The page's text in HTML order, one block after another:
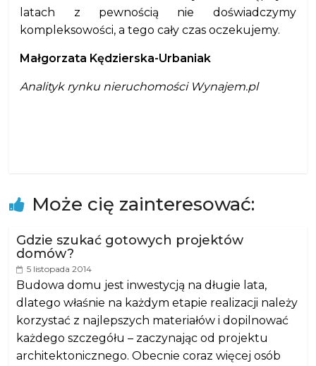
latach z pewnością nie doświadczymy
kompleksowości, a tego cały czas oczekujemy.
Małgorzata Kędzierska-Urbaniak
Analityk rynku nieruchomości Wynajem.pl
Może cię zainteresować:
Gdzie szukać gotowych projektów
domów?
5 listopada 2014
Budowa domu jest inwestycją na długie lata,
dlatego właśnie na każdym etapie realizacji należy
korzystać z najlepszych materiałów i dopilnować
każdego szczegółu – zaczynając od projektu
architektonicznego. Obecnie coraz więcej osób